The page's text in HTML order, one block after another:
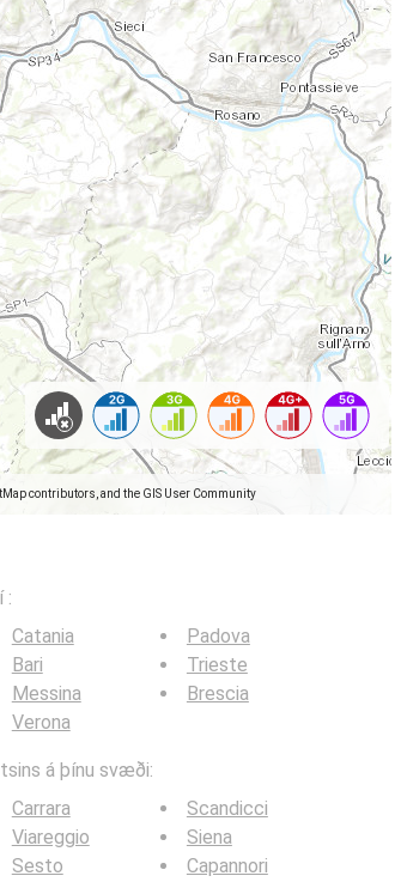
contributors, and the GIS User Community
:
Catania
Bari
Messina
Verona
Padova
Trieste
Brescia
á þínu svæði:
Carrara
Viareggio
Sesto
Scandicci
Siena
Capannori